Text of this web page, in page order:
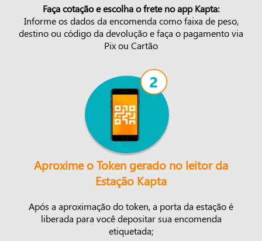
Faça cotação e escolha o frete no app Kapta:
Informe os dados da encomenda como faixa de peso,
destino ou código da devolução e faça o pagamento via
Pix ou Cartão
Aproxime o Token gerado no leitor da
Estação Kapta
Após a aproximação do token, a porta da estação é
liberada para você depositar sua encomenda
etiquetada;